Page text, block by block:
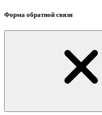
Форма обратной связи